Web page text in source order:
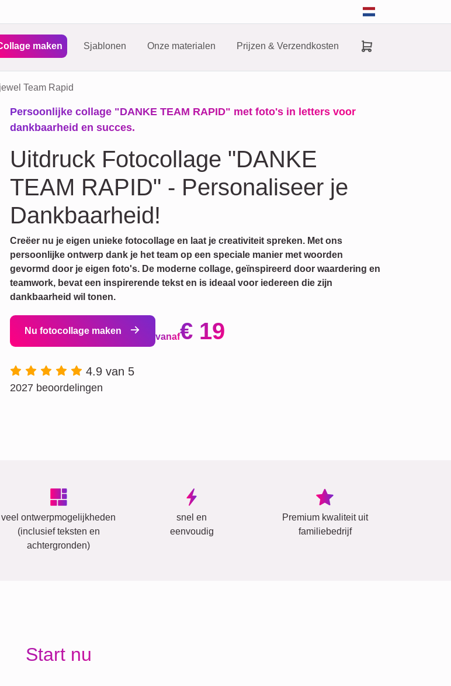
maken Sjablonen Onze materialen Prijzen & Verzendkosten
Team Rapid
Persoonlijke collage "DANKE TEAM RAPID" met foto's in letters voor
dankbaarheid en succes.
Uitdruck Fotocollage "DANKE
TEAM RAPID" - Personaliseer je
Dankbaarheid!
Creëer nu je eigen unieke fotocollage en laat je creativiteit spreken. Met ons
persoonlijke ontwerp dank je het team op een speciale manier met woorden
gevormd door je eigen foto's. De moderne collage, geïnspireerd door waardering en
teamwork, bevat een inspirerende tekst en is ideaal voor iedereen die zijn
dankbaarheid wil tonen.
Nu fotocollage maken
vanaf€ 19
4.9 van 5
2027 beoordelingen
veel ontwerpmogelijkheden
(inclusief teksten en
achtergronden)
snel en
eenvoudig
Premium kwaliteit uit
familiebedrijf
Start nu